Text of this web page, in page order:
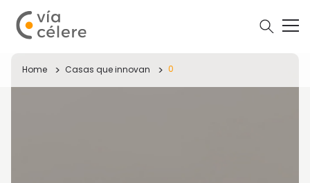
Home Casas que innovan 0